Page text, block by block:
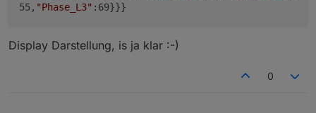
55, "Phase_L3" :69}}}
Display Darstellung, is ja klar :-)
0